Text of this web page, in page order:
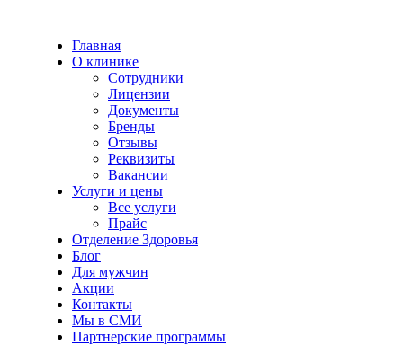
Главная
О клинике
Сотрудники
Лицензии
Документы
Бренды
Отзывы
Реквизиты
Вакансии
Услуги и цены
Все услуги
Прайс
Отделение Здоровья
Блог
Для мужчин
Акции
Контакты
Мы в СМИ
Партнерские программы